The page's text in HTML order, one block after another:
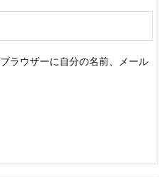
ラウザーに自分の名前、メール